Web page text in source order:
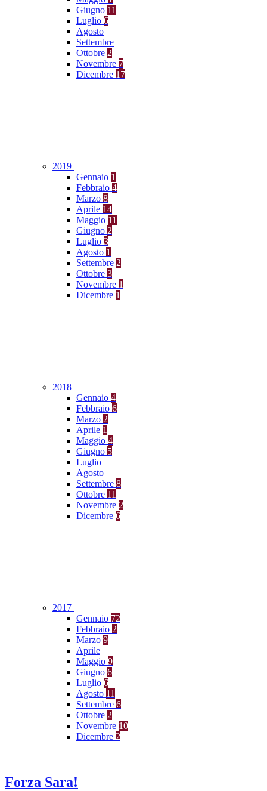
Giugno 11
Luglio 6
Agosto
Settembre
Ottobre 2
Novembre 7
Dicembre 17
2019
Gennaio 1
Febbraio 4
Marzo 8
Aprile 14
Maggio 11
Giugno 2
Luglio 3
Agosto 1
Settembre 2
Ottobre 3
Novembre 1
Dicembre 1
2018
Gennaio 4
Febbraio 6
Marzo 2
Aprile 1
Maggio 4
Giugno 5
Luglio
Agosto
Settembre 8
Ottobre 11
Novembre 2
Dicembre 6
2017
Gennaio 72
Febbraio 2
Marzo 9
Aprile
Maggio 9
Giugno 6
Luglio 6
Agosto 11
Settembre 6
Ottobre 2
Novembre 10
Dicembre 2
Forza Sara!